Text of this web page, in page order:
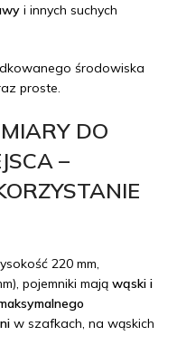
i innych suchych
środowiska
proste.
DO
–
220 mm,
pojemniki mają wąski i
w szafkach, na wąskich